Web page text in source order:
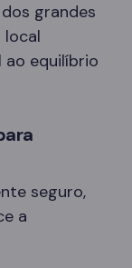
grandes
local
equilíbrio
seguro,
a